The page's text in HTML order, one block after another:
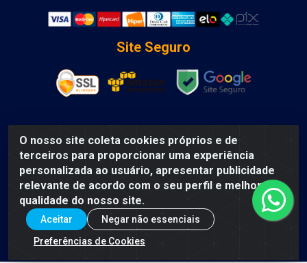
O nosso site coleta cookies próprios e de
terceiros para proporcionar uma experiência
personalizada ao usuário, apresentar publicidade
relevante de acordo com o seu perfil e melhorar a
qualidade do nosso site.
Aceitar
Negar não essenciais
Preferências de Cookies
Site Seguro
DCA DISTRIBUIDORA DE COSMETICOS LTDA - AV DEPUTADO
LUIS EDUARDO MAGALHAES, Humildes, Feira de Santana/BA
- CEP 44135-000 - CNPJ: 31.912.909/0001-40